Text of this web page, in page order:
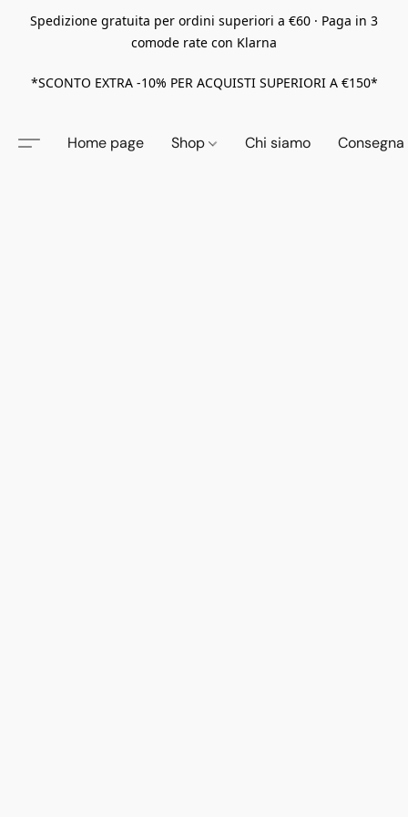
Spedizione gratuita per ordini superiori a €60 · Paga in 3
comode rate con Klarna
*SCONTO EXTRA -10% PER ACQUISTI SUPERIORI A €150*
Home page Shop Chi siamo Consegna